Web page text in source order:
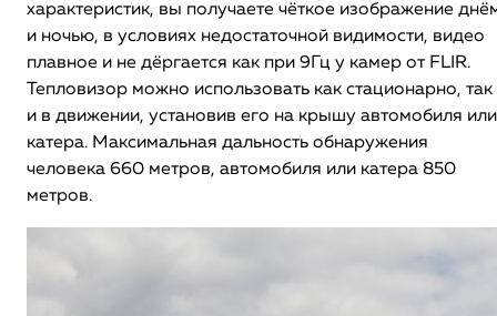
характеристик, вы получаете чёткое изображение
и ночью, в условиях недостаточной видимости, видео
плавное и не дёргается как при 9Гц у камер от FLIR.
Тепловизор можно использовать как стационарно, так
и в движении, установив его на крышу автомобиля или
катера. Максимальная дальность обнаружения
человека 660 метров, автомобиля или катера 850
метров.